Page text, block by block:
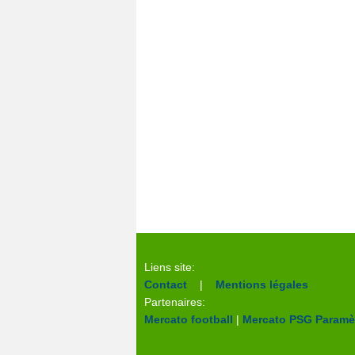
Liens site:
Contact | Mentions légales
Partenaires:
Mercato football | Mercato PSG